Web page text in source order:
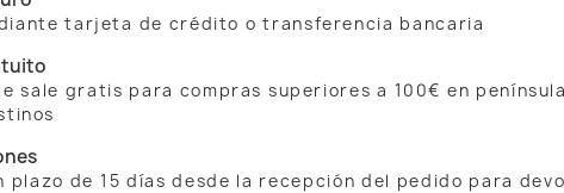
tarjeta de crédito o transferencia bancaria
sale gratis para compras superiores a 100€ en
plazo de 15 días desde la recepción del pedido para